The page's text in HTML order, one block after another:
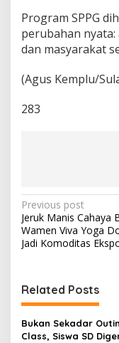
Program SPPG
perubahan
dan masyarakat
(Agus Kemplu/
283
P
o
s
n
a
v
Previous post
Jeruk Manis Cahaya
Wamen Viva Yoga
Jadi Komoditas
Related Posts
Bukan Sekadar
Class, Siswa SD